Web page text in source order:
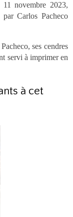
novembre 2023,
par Carlos Pacheco
ses cendres
servi à imprimer en
à cet